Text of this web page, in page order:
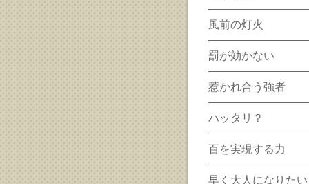
風前の灯火
罰が効かない
惹かれ合う強者
ハッタリ？
百を実現する力
早く大人になりたい